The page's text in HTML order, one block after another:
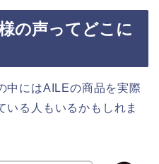
の声ってどこに
中にはAILEの商品を実際
いる人もいるかもしれま